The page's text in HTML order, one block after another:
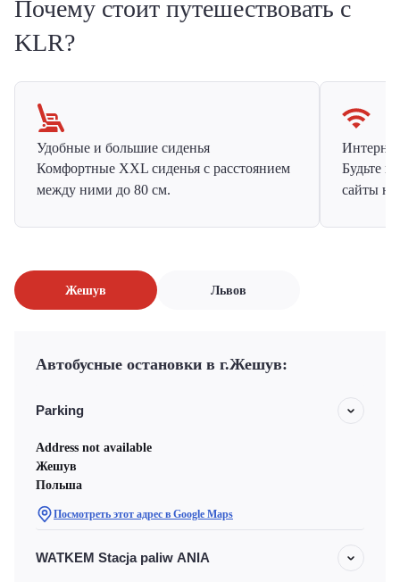
Почему стоит путешествовать с
KLR?
Удобные и большие сиденья
Комфортные XXL сиденья с расстоянием
между ними до 80 см.
Будьте
сайты на
Жешув Львов
Автобусные остановки в г.Жешув:
Parking
Address not available
Жешув
Польша
Посмотреть этот адрес в Google Maps
WATKEM Stacja paliw ANIA